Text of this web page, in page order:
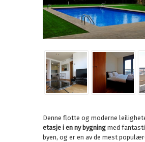
Denne flotte og moderne
etasje i en ny bygning med
byen, og er en av de mest